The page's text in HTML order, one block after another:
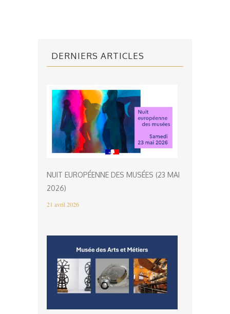
DERNIERS ARTICLES
NUIT EUROPÉENNE DES MUSÉES (23 MAI
2026)
21 avril 2026